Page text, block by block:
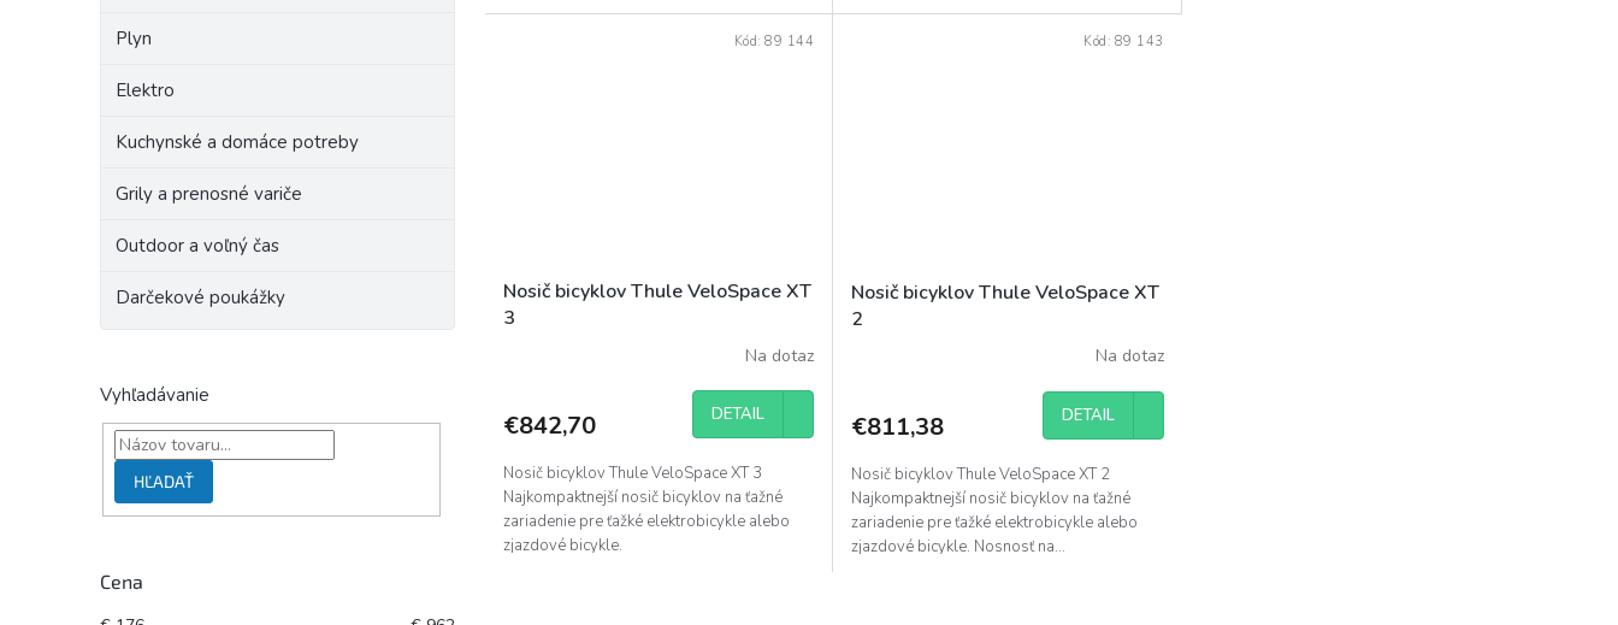
Plyn
Elektro
Kuchynské a domáce potreby
Grily a prenosné variče
Outdoor a voľný čas
Darčekové poukážky
Vyhľadávanie
HĽADAŤ
Cena
Nosič bicyklov Thule VeloSpace XT
3
Na dotaz
€842,70 DETAIL
Nosič bicyklov Thule VeloSpace XT 3
Najkompaktnejší nosič bicyklov na ťažné
zariadenie pre ťažké elektrobicykle alebo
zjazdové bicykle.
Kód:89 144
Nosič bicyklov Thule VeloSpace XT
2
Na dotaz
€811,38 DETAIL
Nosič bicyklov Thule VeloSpace XT 2
Najkompaktnejší nosič bicyklov na ťažné
zariadenie pre ťažké elektrobicykle alebo
zjazdové bicykle. Nosnosť na...
Kód: 89 143